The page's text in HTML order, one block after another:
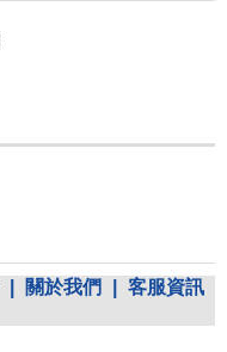
關於我們
客服資訊